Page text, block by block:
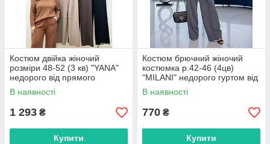
Костюм двійка жіночий
розміри 48-52 (3 кв) "YANA"
недорого від прямого
постачальника
В наявності
1 293 ₴
Купити
Костюм брючний жіночий
костюмка р.42-46 (4цв)
"MILANI" недорого гуртом від
прямого постачальника
В наявності
770 ₴
Купити